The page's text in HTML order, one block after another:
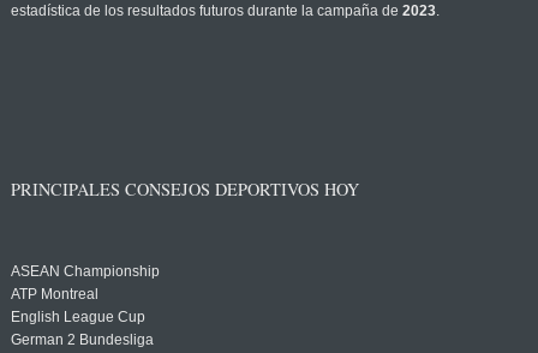
estadística de los resultados futuros durante la campaña de 2023.
PRINCIPALES CONSEJOS DEPORTIVOS HOY
ASEAN Championship
ATP Montreal
English League Cup
German 2 Bundesliga